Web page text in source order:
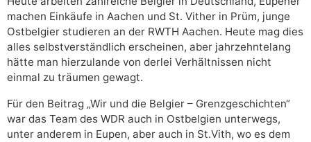
machen Einkäufe in Aachen und St. Vither in Prüm, junge
Ostbelgier studieren an der RWTH Aachen. Heute mag dies
alles selbstverständlich erscheinen, aber jahrzehntelang
hätte man hierzulande von derlei Verhältnissen nicht
einmal zu träumen gewagt.
Für den Beitrag „Wir und die Belgier – Grenzgeschichten“
war das Team des WDR auch in Ostbelgien unterwegs,
unter anderem in Eupen, aber auch in St.Vith, wo es dem